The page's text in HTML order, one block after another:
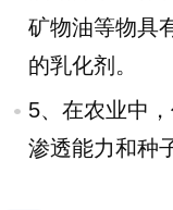
矿物油等物具
的乳化剂。
5、在农业中
渗透能力和种